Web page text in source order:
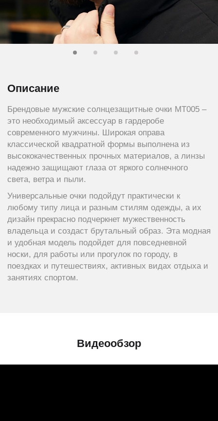
Описание
Брендовые мужские солнцезащитные очки МТ005 –
это необходимый аксессуар в гардеробе
современного мужчины. Широкая оправа
классической квадратной формы выполнена из
высококачественных прочных материалов, а линзы
надежно защищают глаза от яркого солнечного
света, ветра и пыли.
Универсальные очки подойдут практически к
любому типу лица и разным стилям одежды, а их
дизайн прекрасно подчеркнет мужественность
владельца и создаст брутальный образ. Эта модная
и удобная модель подойдет для повседневной
носки, для работы или прогулок по городу, в
поездках и путешествиях, активных видах отдыха и
занятиях спортом.
Видеообзор